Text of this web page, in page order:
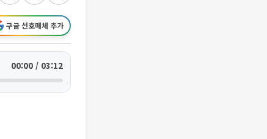
구글 선호매체 추가
00:00 / 03:12